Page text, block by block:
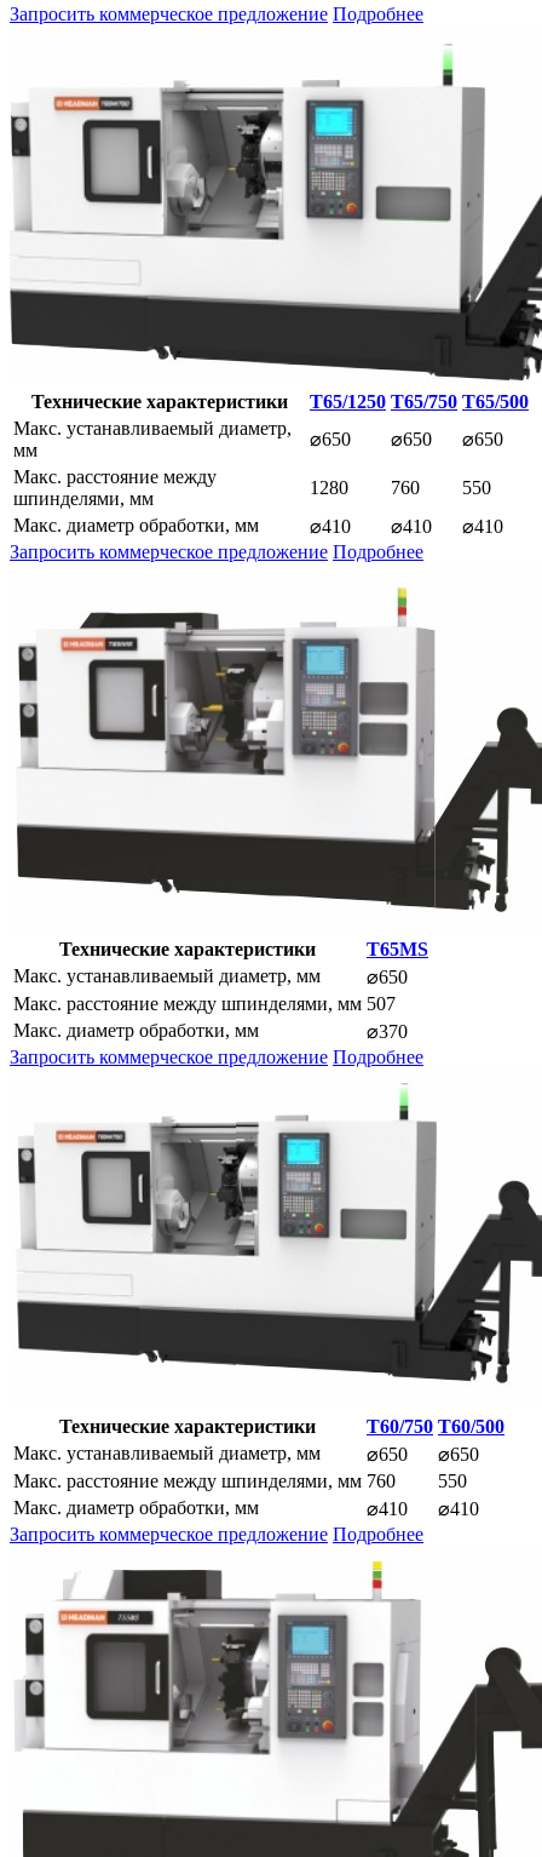
Запросить коммерческое предложение Подробнее
Технические характеристики T65/1250 T65/750 T65/500
Макс. устанавливаемый диаметр,
мм
⌀650 ⌀650
⌀650
Макс. расстояние между
шпинделями, мм
1280 760
550
Макс. диаметр обработки, мм
⌀410 ⌀410
⌀410
Запросить коммерческое предложение Подробнее
Технические характеристики
T65MS
Макс. устанавливаемый диаметр, мм
⌀650
Макс. расстояние между шпинделями, мм 507
Макс. диаметр обработки, мм
⌀370
Запросить коммерческое предложение Подробнее
Технические характеристики T60/750 T60/500
Макс. устанавливаемый диаметр, мм
⌀650
⌀650
Макс. расстояние между шпинделями, мм 760
550
Макс. диаметр обработки, мм
⌀410
⌀410
Запросить коммерческое предложение Подробнее